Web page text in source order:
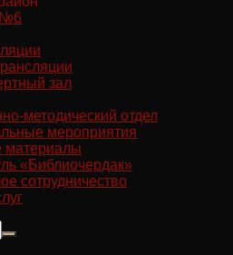
№6
зал
методический отдел
мероприятия
материалы
«Библиочердак»
сотрудничество